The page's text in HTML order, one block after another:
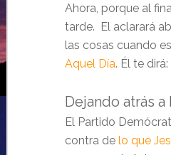
Ahora, porque al
tarde. El aclarará
las cosas cuando
Aquel Día. Él te dirá:
Dejando atrás a
El Partido
contra de lo que